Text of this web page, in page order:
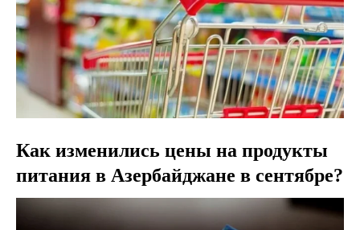
Как изменились цены на продукты
питания в Азербайджане в сентябре?